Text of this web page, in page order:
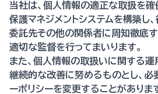
当社は、個人情報の適正な取扱を
保護マネジメントシステムを構築し
委託先その他の関係者に周知徹底
適切な監督を行ってまいります。
また、個人情報の取扱いに関する運
継続的な改善に努めるものとし、必
ーポリシーを変更することがありま